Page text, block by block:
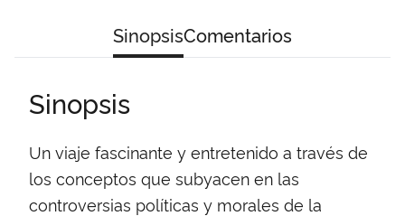
SinopsisComentarios
Sinopsis
Un viaje fascinante y entretenido a través de
los conceptos que subyacen en las
controversias políticas y morales de la